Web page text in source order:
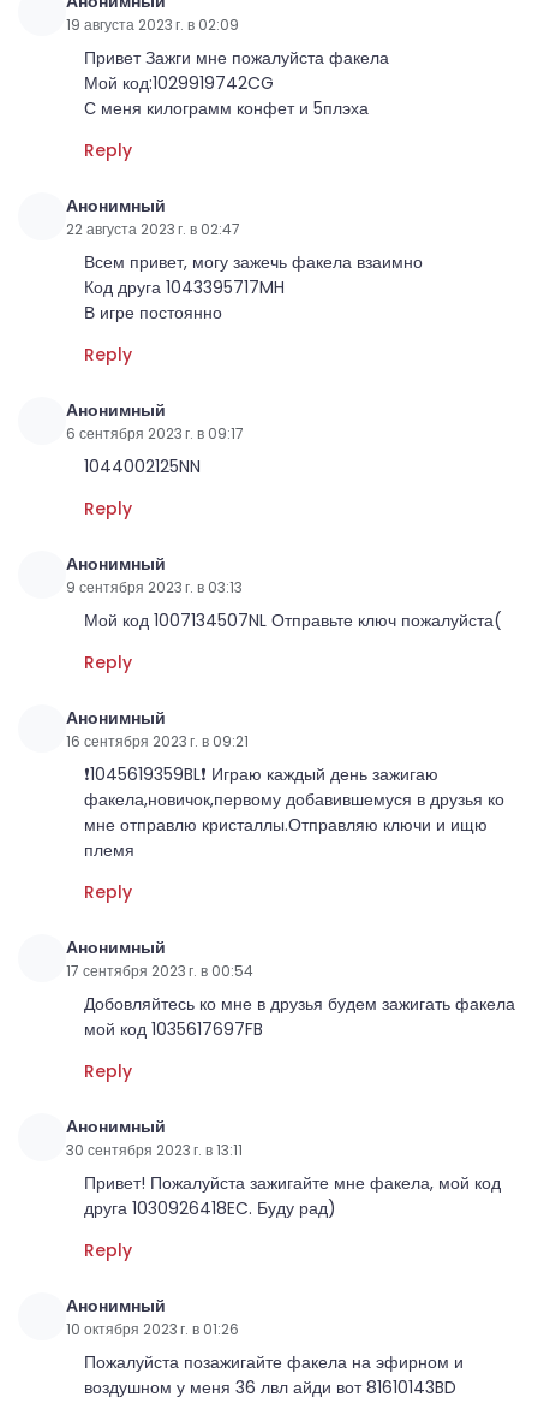
19 августа 2023 г. в 02:09
Привет Зажги мне пожалуйста факела
Мой код:1029919742CG
С меня килограмм конфет и 5плэха
Reply
Анонимный
22 августа 2023 г. в 02:47
Всем привет, могу зажечь факела взаимно
Код друга 1043395717MH
В игре постоянно
Reply
Анонимный
6 сентября 2023 г. в 09:17
1044002125NN
Reply
Анонимный
9 сентября 2023 г. в 03:13
Мой код 1007134507NL Отправьте ключ пожалуйста(
Reply
Анонимный
16 сентября 2023 г. в 09:21
❗️1045619359BL❗️ Играю каждый день зажигаю
факела,новичок,первому добавившемуся в друзья ко
мне отправлю кристаллы.Отправляю ключи и ищю
племя
Reply
Анонимный
17 сентября 2023 г. в 00:54
Добовляйтесь ко мне в друзья будем зажигать факела
мой код 1035617697FB
Reply
Анонимный
30 сентября 2023 г. в 13:11
Привет! Пожалуйста зажигайте мне факела, мой код
друга 1030926418EC. Буду рад)
Reply
Анонимный
10 октября 2023 г. в 01:26
Пожалуйста позажигайте факела на эфирном и
воздушном у меня 36 лвл айди вот 81610143BD